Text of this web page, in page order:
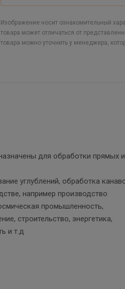
Изображение носит ознакомительный
товара может отличаться от
товара можно уточнить у менеджера,
для обработки прямых и
углублений, обработка
например производство
промышленность,
строительство, энергетика,
и т.д